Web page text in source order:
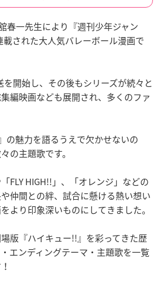
春一先生により『週刊少年ジャン
載された大人気バレーボール漫画で
開始し、その後もシリーズが続々と
編映画なども展開され、多くのファ
の魅力を語るうえで欠かせないの
の主題歌です。
FLY HIGH!!」、「オレンジ」などの
仲間との絆、試合に懸ける熱い想い
より印象深いものにしてきました。
版『ハイキュー!!』を彩ってきた歴
エンディングテーマ・主題歌を一覧